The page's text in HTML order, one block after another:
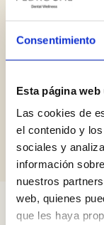
Consentimiento
Esta página
Las cookies de
el contenido y
sociales y
información
nuestros
web, quienes
que les haya
nuestros